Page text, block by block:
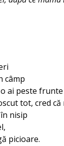
câmp
ai peste frunte
tot, cred că
nisip
picioare.